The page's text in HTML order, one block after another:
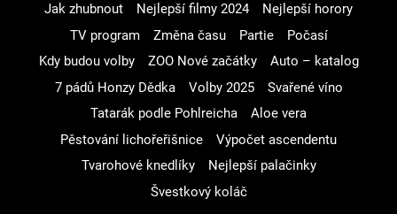
Jak zhubnout Nejlepší filmy 2024
Nejlepší horory
TV program
Změna času Partie
Počasí
Kdy budou volby
ZOO Nové začátky
Auto – katalog
7 pádů Honzy Dědka
Volby 2025
Svařené víno
Tatarák podle Pohlreicha
Aloe vera
Pěstování lichořeřišnice
Výpočet ascendentu
Tvarohové knedlíky
Nejlepší palačinky
Švestkový koláč